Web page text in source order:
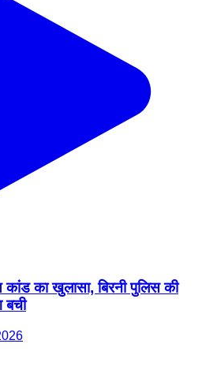
का खुलासा, बिरनी पुलिस की
बची